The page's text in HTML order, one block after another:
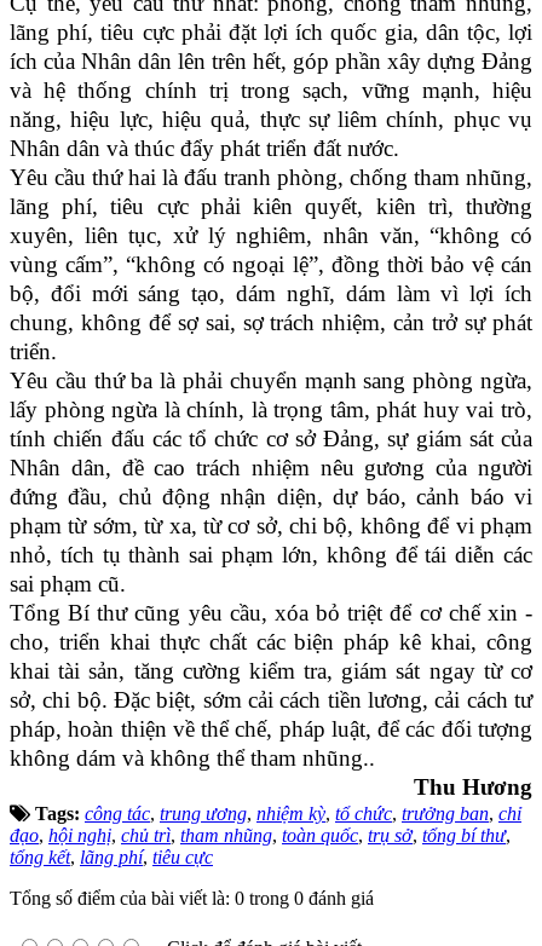
lãng phí, tiêu cực phải đặt lợi ích quốc gia, dân tộc, lợi
ích của Nhân dân lên trên hết, góp phần xây dựng Đảng
và hệ thống chính trị trong sạch, vững mạnh, hiệu
năng, hiệu lực, hiệu quả, thực sự liêm chính, phục vụ
Nhân dân và thúc đẩy phát triển đất nước.
Yêu cầu thứ hai là đấu tranh phòng, chống tham nhũng,
lãng phí, tiêu cực phải kiên quyết, kiên trì, thường
xuyên, liên tục, xử lý nghiêm, nhân văn, “không có
vùng cấm”, “không có ngoại lệ”, đồng thời bảo vệ cán
bộ, đổi mới sáng tạo, dám nghĩ, dám làm vì lợi ích
chung, không để sợ sai, sợ trách nhiệm, cản trở sự phát
triển.
Yêu cầu thứ ba là phải chuyển mạnh sang phòng ngừa,
lấy phòng ngừa là chính, là trọng tâm, phát huy vai trò,
tính chiến đấu các tổ chức cơ sở Đảng, sự giám sát của
Nhân dân, đề cao trách nhiệm nêu gương của người
đứng đầu, chủ động nhận diện, dự báo, cảnh báo vi
phạm từ sớm, từ xa, từ cơ sở, chi bộ, không để vi phạm
nhỏ, tích tụ thành sai phạm lớn, không để tái diễn các
sai phạm cũ.
Tổng Bí thư cũng yêu cầu, xóa bỏ triệt để cơ chế xin -
cho, triển khai thực chất các biện pháp kê khai, công
khai tài sản, tăng cường kiểm tra, giám sát ngay từ cơ
sở, chi bộ. Đặc biệt, sớm cải cách tiền lương, cải cách tư
pháp, hoàn thiện về thể chế, pháp luật, để các đối tượng
không dám và không thể tham nhũng..
Thu Hương
Tags: công tác, trung ương, nhiệm kỳ, tổ chức, trưởng ban, chỉ
đạo, hội nghị, chủ trì, tham nhũng, toàn quốc, trụ sở, tổng bí thư,
tổng kết, lãng phí, tiêu cực
Tổng số điểm của bài viết là: 0 trong 0 đánh giá